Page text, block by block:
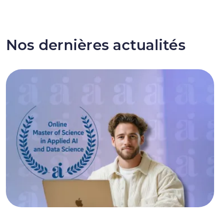
Nos dernières actualités